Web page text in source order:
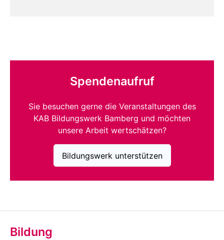
Spendenaufruf
Sie besuchen gerne die Veranstaltungen des
KAB Bildungswerk Bamberg und möchten
unsere Arbeit wertschätzen?
Bildungswerk unterstützen
Bildung